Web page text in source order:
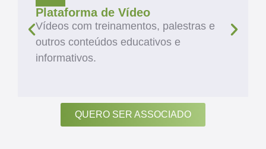
Plataforma de Vídeo
Vídeos com treinamentos, palestras e
outros conteúdos educativos e
informativos.
QUERO SER ASSOCIADO